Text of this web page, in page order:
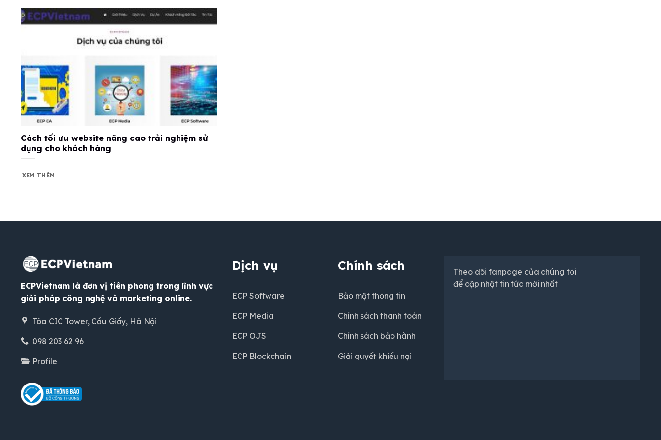
Cách tối ưu website nâng cao trải nghiệm sử
dụng cho khách hàng
XEM THÊM
ECPVietnam là đơn vị tiên phong trong lĩnh vực
giải pháp công nghệ và marketing online.
Tòa CIC Tower, Cầu Giấy, Hà Nội
098 203 62 96
Profile
Dịch vụ
ECP Software
ECP Media
ECP OJS
ECP Blockchain
Chính sách
Bảo mật thông tin
Chính sách thanh toán
Chính sách bảo hành
Giải quyết khiếu nại
Theo dõi fanpage của chúng tôi
để cập nhật tin tức mới nhất